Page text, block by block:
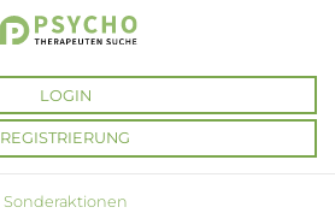
LOGIN
REGISTRIERUNG
Sonderaktionen